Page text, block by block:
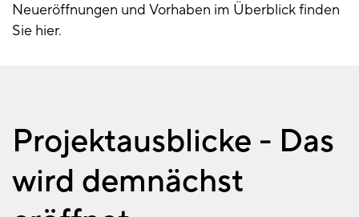
Neueröffnungen und Vorhaben im Überblick finden
Sie hier.
Projektausblicke - Das
wird demnächst